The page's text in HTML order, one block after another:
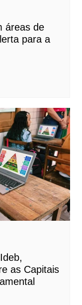
áreas de
para a
as Capitais